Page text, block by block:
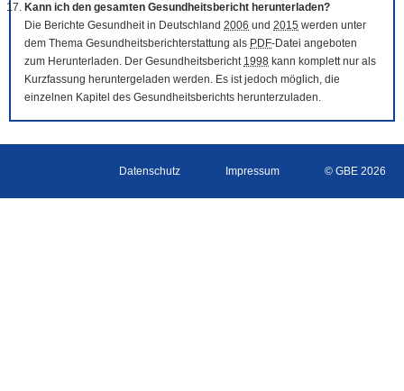
Kann ich den gesamten Gesundheitsbericht herunterladen?
Die Berichte Gesundheit in Deutschland 2006 und 2015 werden unter
dem Thema Gesundheitsberichterstattung als PDF-Datei angeboten
zum Herunterladen. Der Gesundheitsbericht 1998 kann komplett nur als
Kurzfassung heruntergeladen werden. Es ist jedoch möglich, die
einzelnen Kapitel des Gesundheitsberichts herunterzuladen.
Datenschutz Impressum © GBE 2026